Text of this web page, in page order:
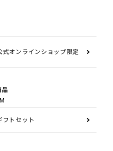
式オンラインショップ限定
品
フトセット